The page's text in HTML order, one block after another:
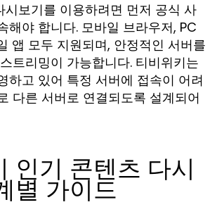
시보기를 이용하려면 먼저 공식 사
해야 합니다. 모바일 브라우저, PC
앱 모두 지원되며, 안정적인 서버를
트리밍이 가능합니다. 티비위키는
하고 있어 특정 서버에 접속이 어려
다른 서버로 연결되도록 설계되어
인기 콘텐츠 다시
별 가이드